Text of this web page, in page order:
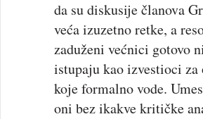
da su diskusije članova
veća izuzetno retke, a
zaduženi većnici gotovo
istupaju kao izvestioci za
koje formalno vode.
oni bez ikakve kritičke